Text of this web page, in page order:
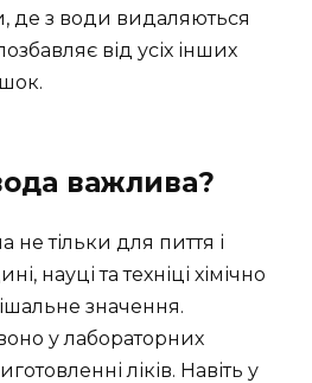
де з води видаляються
від усіх інших
важлива?
не тільки для пиття і
науці та техніці хімічно
значення.
у лабораторних
ліків. Навіть у